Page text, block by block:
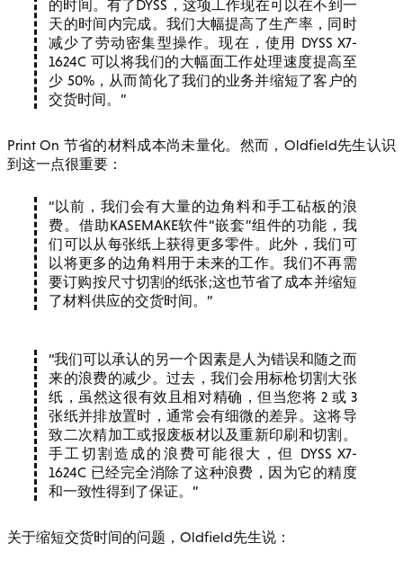
的时间。有了DYSS，这项工作现在可以在不到一
天的时间内完成。我们大幅提高了生产率，同时
减少了劳动密集型操作。现在，使用 DYSS X7-
1624C 可以将我们的大幅面工作处理速度提高至
少 50%，从而简化了我们的业务并缩短了客户的
交货时间。
Print On 节省的材料成本尚未量化。然而，Oldfield先生认识
到这一点很重要：
以前，我们会有大量的边角料和手工砧板的浪
费。借助KASEMAKE软件“嵌套”组件的功能，我
们可以从每张纸上获得更多零件。此外，我们可
以将更多的边角料用于未来的工作。我们不再需
要订购按尺寸切割的纸张;这也节省了成本并缩短
了材料供应的交货时间。
我们可以承认的另一个因素是人为错误和随之而
来的浪费的减少。过去，我们会用标枪切割大张
纸，虽然这很有效且相对精确，但当您将 2 或 3
张纸并排放置时，通常会有细微的差异。这将导
致二次精加工或报废板材以及重新印刷和切割。
手工切割造成的浪费可能很大，但 DYSS X7-
1624C 已经完全消除了这种浪费，因为它的精度
和一致性得到了保证。
关于缩短交货时间的问题，Oldfield先生说：